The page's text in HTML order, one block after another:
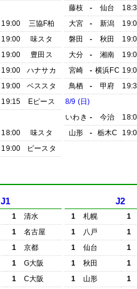
19:00
三協F柏
19:00
味スタ
19:00
豊田ス
19:00
ハナサカ
19:00
ベススタ
19:15
Eピース
18:00
味スタ
19:00 ピースタ
藤枝
- 仙台
大宮
- 新潟
磐田
- 秋田
大分
- 湘南
宮崎
- 横浜FC
鳥栖
- 甲府
8/9 (日)
いわき - 今治
山形
- 栃木C
J1
1
清水
1
名古屋
1
京都
1
G大阪
1
C大阪
J2
1 札幌
1
1
八戸
1
1
仙台
1
1
秋田
1
1
山形
1